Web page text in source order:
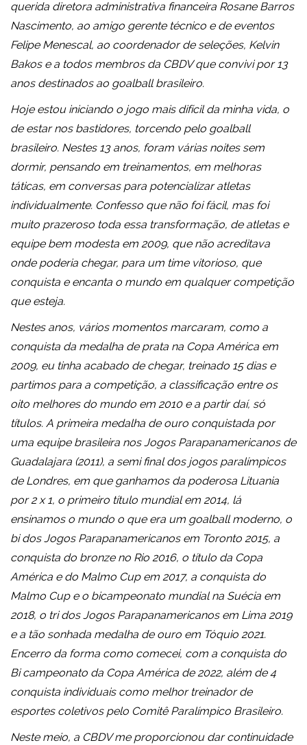
querida diretora administrativa financeira Rosane Barros
Nascimento, ao amigo gerente técnico e de eventos
Felipe Menescal, ao coordenador de seleções, Kelvin
Bakos e a todos membros da CBDV que convivi por 13
anos destinados ao goalball brasileiro.
Hoje estou iniciando o jogo mais difícil da minha vida, o
de estar nos bastidores, torcendo pelo goalball
brasileiro. Nestes 13 anos, foram várias noites sem
dormir, pensando em treinamentos, em melhoras
táticas, em conversas para potencializar atletas
individualmente. Confesso que não foi fácil, mas foi
muito prazeroso toda essa transformação, de atletas e
equipe bem modesta em 2009, que não acreditava
onde poderia chegar, para um time vitorioso, que
conquista e encanta o mundo em qualquer competição
que esteja.
Nestes anos, vários momentos marcaram, como a
conquista da medalha de prata na Copa América em
2009, eu tinha acabado de chegar, treinado 15 dias e
partimos para a competição, a classificação entre os
oito melhores do mundo em 2010 e a partir daí, só
títulos. A primeira medalha de ouro conquistada por
uma equipe brasileira nos Jogos Parapanamericanos de
Guadalajara (2011), a semi final dos jogos paralímpicos
de Londres, em que ganhamos da poderosa Lituania
por 2 x 1, o primeiro título mundial em 2014, lá
ensinamos o mundo o que era um goalball moderno, o
bi dos Jogos Parapanamericanos em Toronto 2015, a
conquista do bronze no Rio 2016, o título da Copa
América e do Malmo Cup em 2017, a conquista do
Malmo Cup e o bicampeonato mundial na Suécia em
2018, o tri dos Jogos Parapanamericanos em Lima 2019
e a tão sonhada medalha de ouro em Tóquio 2021.
Encerro da forma como comecei, com a conquista do
Bi campeonato da Copa América de 2022, além de 4
conquista individuais como melhor treinador de
esportes coletivos pelo Comitê Paralímpico Brasileiro.
Neste meio, a CBDV me proporcionou dar continuidade